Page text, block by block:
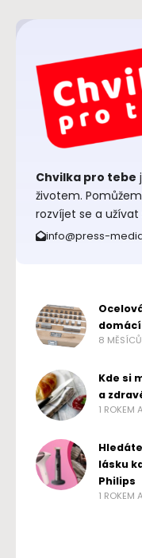
Chvilka pro tebe
životem.
rozvíjet se a užívat
info@press-
8
Kde si
a
1 ROKEM
lásku
Philips
1 ROKEM